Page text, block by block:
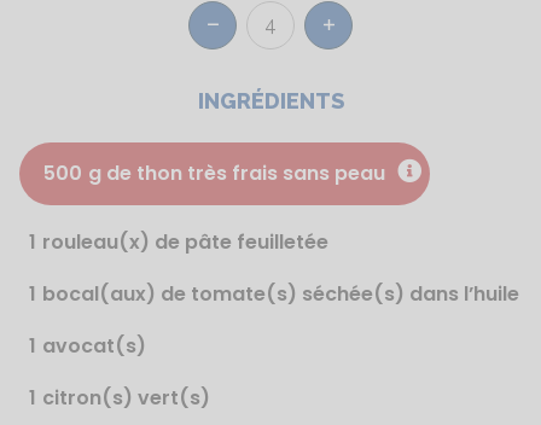
Réduire 4 Augmenter
INGRÉDIENTS
500 g de thon très frais sans peau
1 rouleau(x) de pâte feuilletée
1 bocal(aux) de tomate(s) séchée(s) dans l’huile
1 avocat(s)
1 citron(s) vert(s)